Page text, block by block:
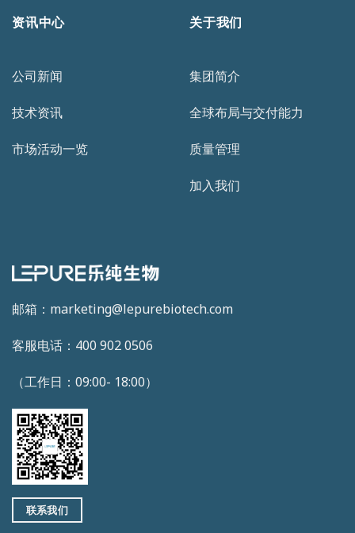
邮箱：marketing@lepurebiotech.com
客服电话：400 902 0506
（工作日：09:00- 18:00）
联系我们
资讯中心
公司新闻
技术资讯
市场活动一览
关于我们
集团简介
全球布局与交付能力
质量管理
加入我们